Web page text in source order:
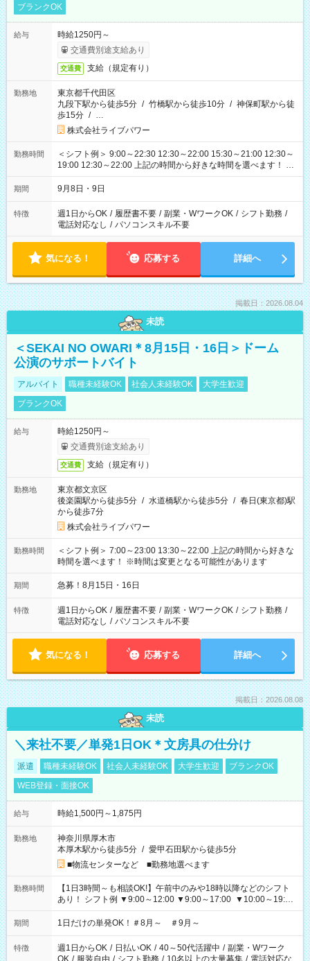
ブランクOK
給与
時給1250円～
交通費別途支給あり
交通費 支給（規定有り）
勤務地
東京都千代田区
九段下駅から徒歩5分 / 竹橋駅から徒歩10分 / 神保町駅から徒
歩15分 / …
株式会社ライブパワー
勤務時間
＜シフト例＞ 9:00～22:30 12:30～22:00 15:30～21:00 12:30～
19:00 12:30～22:00 上記の時間から好きな時間を選べます！ ※
時間は変更となる可能性があります
期間 9月8日・9日
特徴 週1日からOK / 履歴書不要 / 副業・WワークOK / シフト勤務 /
電話対応なし / パソコンスキル不要
気になる！ 応募する 詳細へ
掲載日：2026.08.04
未読
＜SEKAI NO OWARI＊8月15日・16日＞ドーム
公演のサポートバイト
アルバイト 職種未経験OK 社会人未経験OK
大学生歓迎
ブランクOK
給与
時給1250円～
交通費別途支給あり
交通費 支給（規定有り）
勤務地
東京都文京区
後楽園駅から徒歩5分 / 水道橋駅から徒歩5分 / 春日(東京都)駅
から徒歩7分
株式会社ライブパワー
勤務時間
＜シフト例＞ 7:00～23:00 13:30～22:00 上記の時間から好きな
時間を選べます！ ※時間は変更となる可能性があります
期間 急募！8月15日・16日
特徴 週1日からOK / 履歴書不要 / 副業・WワークOK / シフト勤務 /
電話対応なし / パソコンスキル不要
気になる！ 応募する 詳細へ
掲載日：2026.08.08
未読
＼来社不要／単発1日OK＊文房具の仕分け
派遣 職種未経験OK 社会人未経験OK 大学生歓迎
ブランクOK
WEB登録・面接OK
給与 時給1,500円～1,875円
勤務地
神奈川県厚木市
本厚木駅から徒歩5分 / 愛甲石田駅から徒歩5分
■物流センターなど ■勤務地選べます
勤務時間
【1日3時間～も相談OK!】午前中のみや18時以降などのシフト
あり！ シフト例 ▼9:00～12:00 ▼9:00～17:00 ▼10:00～19:00
▼18:00～21:00
期間 1日だけの単発OK！＃8月～ ＃9月～
特徴 週1日からOK / 日払いOK / 40～50代活躍中 / 副業・Wワーク
OK / 服装自由 / シフト勤務 / 10名以上の大量募集 / 電話対応な